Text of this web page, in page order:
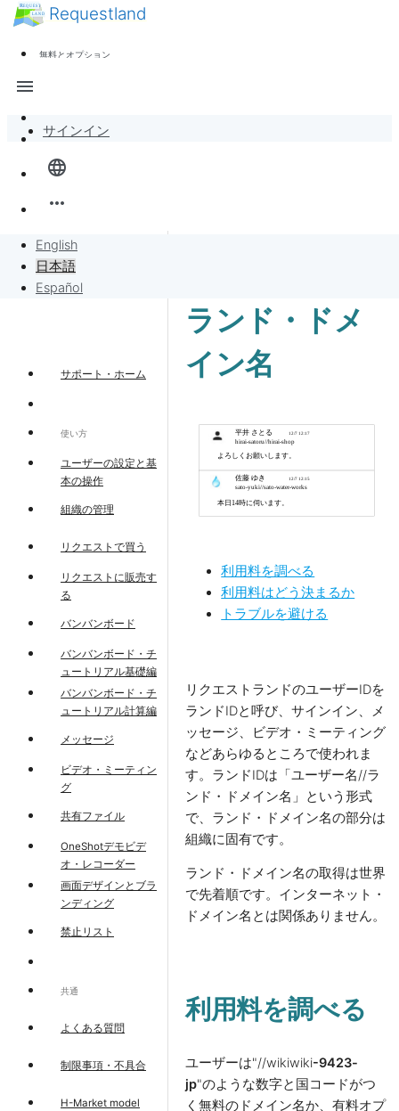
Requestland
無料とオプション
language
more_horiz
English
日本語
Español
menu
全体像
リクエストに販売
ニュース
サインイン
サポート・ホーム
使い方
ユーザーの設定と基
本の操作
組織の管理
リクエストで買う
リクエストに販売す
る
バンバンボード
バンバンボード・チ
ュートリアル基礎編
バンバンボード・チ
ュートリアル計算編
メッセージ
ビデオ・ミーティン
グ
共有ファイル
OneShotデモビデ
オ・レコーダー
画面デザインとブラ
ンディング
禁止リスト
共通
よくある質問
制限事項・不具合
H-Market model
ランド・ドメ
イン名
利用料を調べる
利用料はどう決まるか
トラブルを避ける
リクエストランドのユーザーIDを
ランドIDと呼び、サインイン、メ
ッセージ、ビデオ・ミーティング
などあらゆるところで使われま
す。ランドIDは「ユーザー名//ラ
ンド・ドメイン名」という形式
で、ランド・ドメイン名の部分は
組織に固有です。
ランド・ドメイン名の取得は世界
で先着順です。インターネット・
ドメイン名とは関係ありません。
利用料を調べる
ユーザーは"//wikiwiki-9423-
jp"のような数字と国コードがつ
く無料のドメイン名か、有料オプ